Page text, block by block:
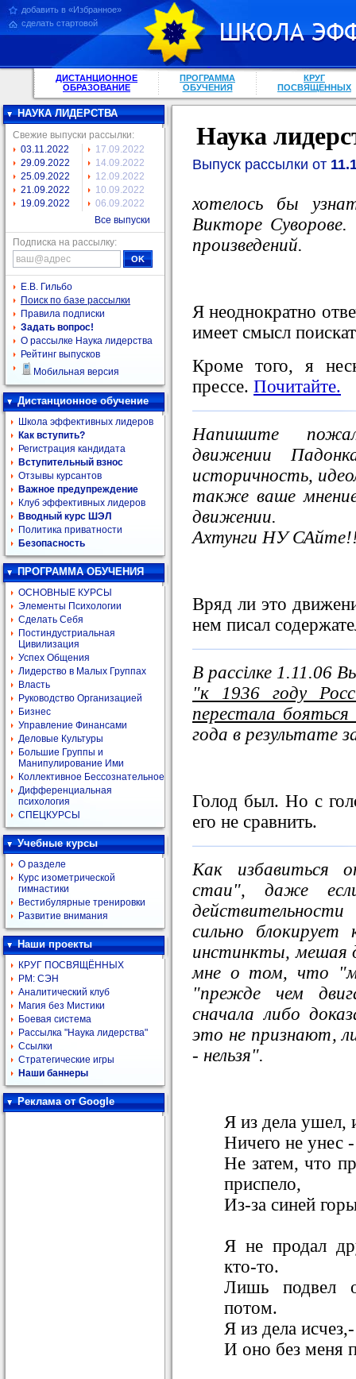
добавить в «Избранное»
сделать стартовой
ДИСТАНЦИОННОЕ
ОБРАЗОВАНИЕ
ПРОГРАММА
ОБУЧЕНИЯ
КРУГ
ПОСВЯЩЕННЫХ
НАУКА ЛИДЕРСТВА
Свежие выпуски рассылки:
03.11.2022
29.09.2022
25.09.2022
21.09.2022
19.09.2022
17.09.2022
14.09.2022
12.09.2022
10.09.2022
06.09.2022
Все выпуски
Подписка на рассылку:
Е.В. Гильбо
Поиск по базе рассылки
Правила подписки
Задать вопрос!
О рассылке Наука лидерства
Рейтинг выпусков
Мобильная версия
Дистанционное обучение
Школа эффективных лидеров
Как вступить?
Регистрация кандидата
Вступительный взнос
Отзывы курсантов
Важное предупреждение
Клуб эффективных лидеров
Вводный курс ШЭЛ
Политика приватности
Безопасность
ПРОГРАММА ОБУЧЕНИЯ
ОСНОВНЫЕ КУРСЫ
Элементы Психологии
Сделать Себя
Постиндустриальная
Цивилизация
Успех Общения
Лидерство в Малых Группах
Власть
Руководство Организацией
Бизнес
Управление Финансами
Деловые Культуры
Большие Группы и
Манипулирование Ими
Коллективное Бессознательное
Дифференциальная
психология
СПЕЦКУРСЫ
Учебные курсы
О разделе
Курс изометрической
гимнастики
Вестибулярные тренировки
Развитие внимания
Наши проекты
КРУГ ПОСВЯЩЁННЫХ
РМ: СЭН
Аналитический клуб
Магия без Мистики
Боевая система
Рассылка "Наука лидерства"
Ссылки
Стратегические игры
Наши баннеры
Реклама от Google
Наука
Выпуск рассылки от
хотелось бы
Викторе
произведений.
Я неоднократно
имеет смысл
Кроме того, я
прессе. Почитайте.
Напишите
движении
историчность,
также ваше
движении.
Ахтунги НУ
Вряд ли это
нем писал
В рассілке 1.11.06
"к 1936 году
перестала бояться
года в результате
Голод был. Но с
его не сравнить.
Как избавиться
стаи", даже
сильно блокирует
инстинкты, мешая
мне о том, что
"прежде чем
сначала либо
это не признают,
- нельзя".
Я из дела ушел,
Ничего не унес
Не затем, что
приспело,
Из-за синей
Я не продал
кто-то.
Лишь подвел
потом.
Я из дела
И оно без меня